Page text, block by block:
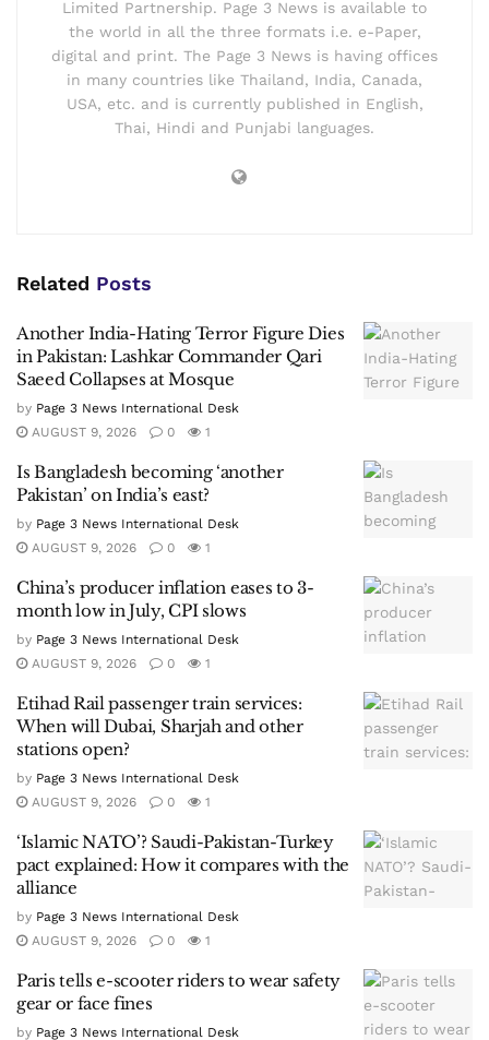
Limited Partnership. Page 3 News is available to
the world in all the three formats i.e. e-Paper,
digital and print. The Page 3 News is having offices
in many countries like Thailand, India, Canada,
USA, etc. and is currently published in English,
Thai, Hindi and Punjabi languages.
Related Posts
Another India-Hating Terror Figure Dies
in Pakistan: Lashkar Commander Qari
Saeed Collapses at Mosque
by Page 3 News International Desk
AUGUST 9, 2026
0 1
Is Bangladesh becoming ‘another
Pakistan’ on India’s east?
by Page 3 News International Desk
AUGUST 9, 2026
0 1
China’s producer inflation eases to 3-
month low in July, CPI slows
by Page 3 News International Desk
AUGUST 9, 2026
0 1
Etihad Rail passenger train services:
When will Dubai, Sharjah and other
stations open?
by Page 3 News International Desk
AUGUST 9, 2026
0 1
‘Islamic NATO’? Saudi-Pakistan-Turkey
pact explained: How it compares with the
alliance
by Page 3 News International Desk
AUGUST 9, 2026
0 1
Paris tells e-scooter riders to wear safety
gear or face fines
by Page 3 News International Desk